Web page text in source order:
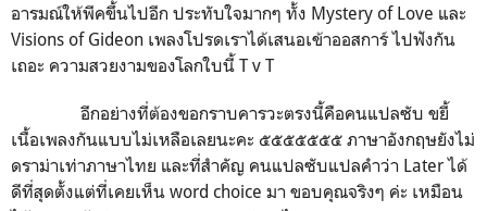
อารมณ์ให้พีคขึ้นไปอีก ประทับใจมากๆ ทั้ง Mystery of Love และ
Visions of Gideon เพลงโปรดเราได้เสนอเข้าออสการ์ ไปฟังกัน
เถอะ ความสวยงามของโลกใบนี้ T v T
อีกอย่างที่ต้องขอกราบคารวะตรงนี้คือคนแปลซับ ขยี้
เนื้อเพลงกันแบบไม่เหลือเลยนะคะ ๕๕๕๕๕๕๕ ภาษาอังกฤษยังไม่
ดราม่าเท่าภาษาไทย และที่สำคัญ คนแปลซับแปลคำว่า Later ได้
ดีที่สุดตั้งแต่ที่เคยเห็น word choice มา ขอบคุณจริงๆ ค่ะ เหมือน